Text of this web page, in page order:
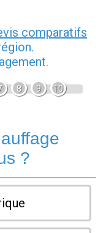
comparatifs
8 9 10
?